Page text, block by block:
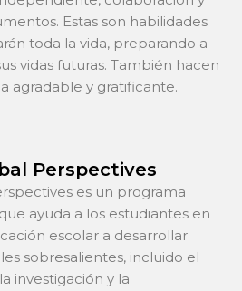
Estas son habilidades
toda la vida, preparando a
vidas futuras. También hacen
agradable y gratificante.
Perspectives
es un programa
ayuda a los estudiantes en
escolar a desarrollar
sobresalientes, incluido el
investigación y la